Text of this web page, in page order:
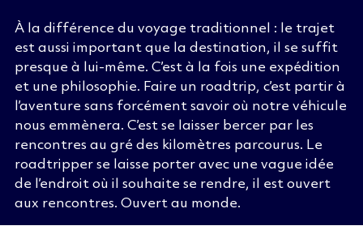
À la différence du voyage traditionnel : le trajet
est aussi important que la destination, il se suffit
presque à lui-même. C’est à la fois une expédition
et une philosophie. Faire un roadtrip, c’est partir à
l’aventure sans forcément savoir où notre véhicule
nous emmènera. C’est se laisser bercer par les
rencontres au gré des kilomètres parcourus. Le
roadtripper se laisse porter avec une vague idée
de l’endroit où il souhaite se rendre, il est ouvert
aux rencontres. Ouvert au monde.